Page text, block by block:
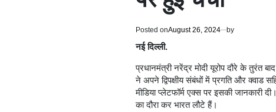
Posted onAugust 26, 2024 by
नई दिल्ली.
प्रधानमंत्री नरेंद्र मोदी यूरोप दौरे के तुरंत
ने अपने द्विपक्षीय संबंधों में प्रगति और क्वाड
मीडिया प्लेटफॉर्म एक्स पर इसकी जानकारी
का दौरा कर भारत लौटे हैं।